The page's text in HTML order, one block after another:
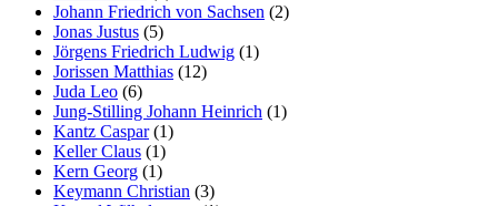
Johann Friedrich von Sachsen (2)
Jonas Justus (5)
Jörgens Friedrich Ludwig (1)
Jorissen Matthias (12)
Juda Leo (6)
Jung-Stilling Johann Heinrich (1)
Kantz Caspar(1)
Keller Claus (1)
Kern Georg (1)
Keymann Christian (3)